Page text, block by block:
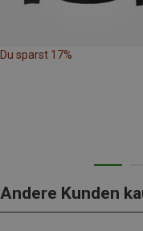
Du sparst 17%
Andere Kunden